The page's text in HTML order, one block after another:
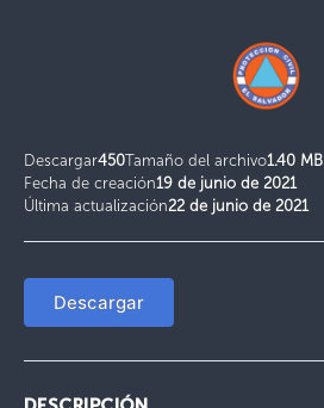
Descargar450Tamaño del archivo1.40 MB
Fecha de creación19 de junio de 2021
Última actualización22 de junio de 2021
Descargar